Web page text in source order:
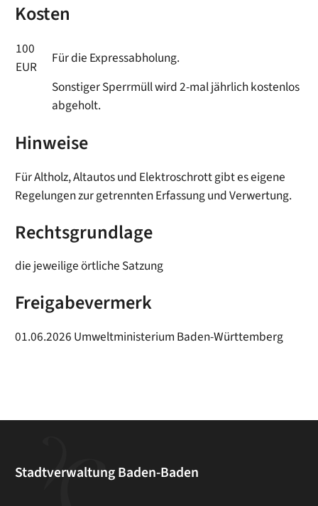
Kosten
100
EUR
Für die Expressabholung.
Sonstiger Sperrmüll wird 2-mal jährlich kostenlos
abgeholt.
Hinweise
Für Altholz, Altautos und Elektroschrott gibt es eigene
Regelungen zur getrennten Erfassung und Verwertung.
Rechtsgrundlage
die jeweilige örtliche Satzung
Freigabevermerk
01.06.2026 Umweltministerium Baden-Württemberg
Stadtverwaltung Baden-Baden